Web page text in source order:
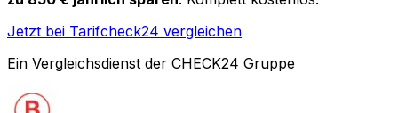
Jetzt bei Tarifcheck24 vergleichen
Ein Vergleichsdienst der CHECK24 Gruppe